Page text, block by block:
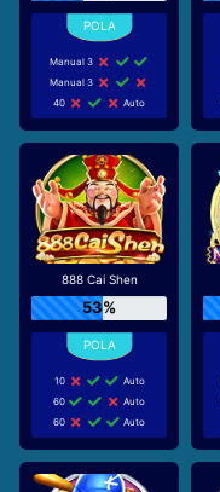
Manual 3
Manual 3
40
Auto
888 Cai Shen
53%
10
Auto
60
Auto
60
Auto